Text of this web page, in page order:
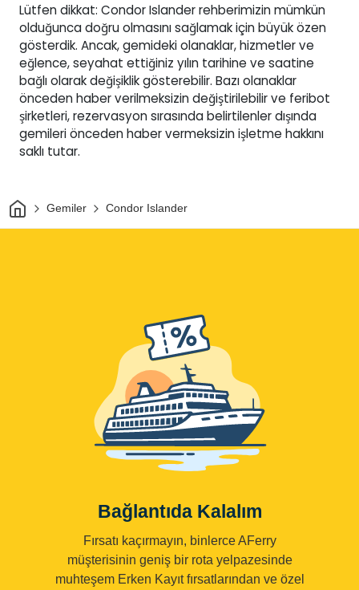
Lütfen dikkat: Condor Islander rehberimizin mümkün
olduğunca doğru olmasını sağlamak için büyük özen
gösterdik. Ancak, gemideki olanaklar, hizmetler ve
eğlence, seyahat ettiğiniz yılın tarihine ve saatine
bağlı olarak değişiklik gösterebilir. Bazı olanaklar
önceden haber verilmeksizin değiştirilebilir ve feribot
şirketleri, rezervasyon sırasında belirtilenler dışında
gemileri önceden haber vermeksizin işletme hakkını
saklı tutar.
Ev Gemiler Condor Islander
Bağlantıda Kalalım
Fırsatı kaçırmayın, binlerce AFerry
müşterisinin geniş bir rota yelpazesinde
muhteşem Erken Kayıt fırsatlarından ve özel